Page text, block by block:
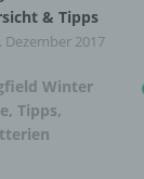
& Tipps
Dezember 2017
Winter
Tipps,